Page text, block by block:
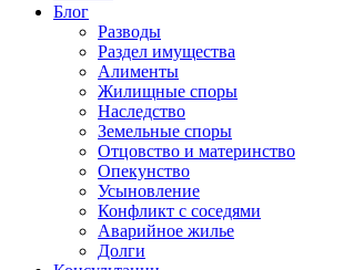
Блог
Разводы
Раздел имущества
Алименты
Жилищные споры
Наследство
Земельные споры
Отцовство и материнство
Опекунство
Усыновление
Конфликт с соседями
Аварийное жилье
Долги